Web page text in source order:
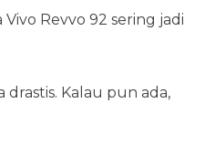
Revvo 92 sering jadi
Kalau pun ada,